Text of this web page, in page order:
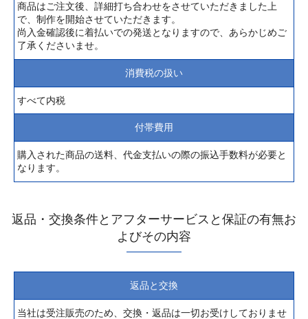
商品はご注文後、詳細打ち合わせをさせていただきました上
で、制作を開始させていただきます。
尚入金確認後に着払いでの発送となりますので、あらかじめご
了承くださいませ。
消費税の扱い
すべて内税
付帯費用
購入された商品の送料、代金支払いの際の振込手数料が必要と
なります。
返品・交換条件とアフターサービスと保証の有無お
よびその内容
返品と交換
当社は受注販売のため、交換・返品は一切お受けしておりませ